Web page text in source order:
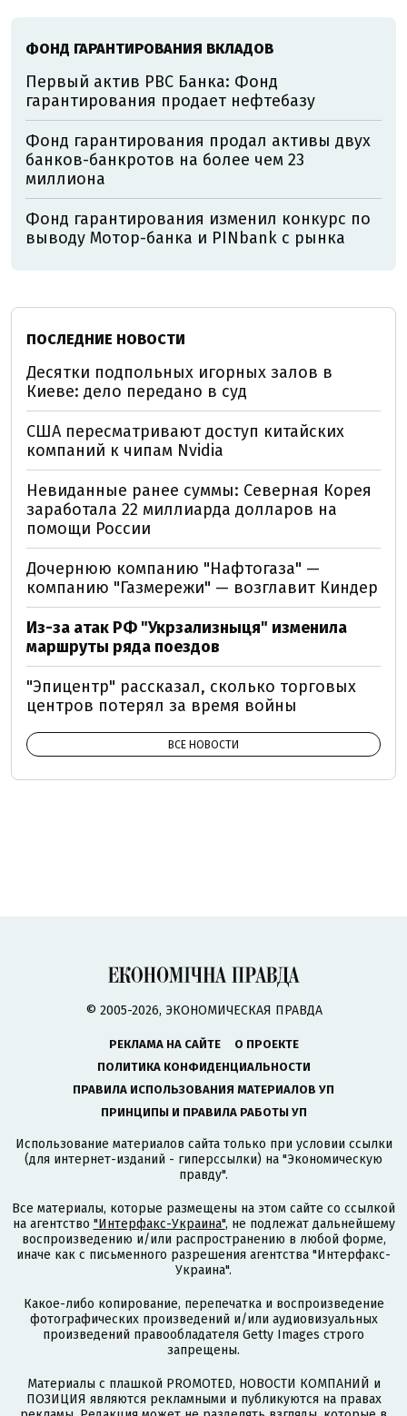
ФОНД ГАРАНТИРОВАНИЯ ВКЛАДОВ
Первый актив РВС Банка: Фонд
гарантирования продает нефтебазу
Фонд гарантирования продал активы двух
банков-банкротов на более чем 23
миллиона
Фонд гарантирования изменил конкурс по
выводу Мотор-банка и PINbank с рынка
ПОСЛЕДНИЕ НОВОСТИ
Десятки подпольных игорных залов в
Киеве: дело передано в суд
США пересматривают доступ китайских
компаний к чипам Nvidia
Невиданные ранее суммы: Северная Корея
заработала 22 миллиарда долларов на
помощи России
Дочернюю компанию "Нафтогаза" —
компанию "Газмережи" — возглавит Киндер
Из-за атак РФ "Укрзализныця" изменила
маршруты ряда поездов
"Эпицентр" рассказал, сколько торговых
центров потерял за время войны
ВСЕ НОВОСТИ
© 2005-2026, ЭКОНОМИЧЕСКАЯ ПРАВДА
РЕКЛАМА НА САЙТЕ
О ПРОЕКТЕ
ПОЛИТИКА КОНФИДЕНЦИАЛЬНОСТИ
ПРАВИЛА ИСПОЛЬЗОВАНИЯ МАТЕРИАЛОВ УП
ПРИНЦИПЫ И ПРАВИЛА РАБОТЫ УП
Использование материалов сайта только при условии ссылки
(для интернет-изданий - гиперссылки) на "Экономическую
правду".
Все материалы, которые размещены на этом сайте со ссылкой
на агентство "Интерфакс-Украина", не подлежат дальнейшему
воспроизведению и/или распространению в любой форме,
иначе как с письменного разрешения агентства "Интерфакс-
Украина".
Какое-либо копирование, перепечатка и воспроизведение
фотографических произведений и/или аудиовизуальных
произведений правообладателя Getty Images строго
запрещены.
Материалы с плашкой PROMOTED, НОВОСТИ КОМПАНИЙ и
ПОЗИЦИЯ являются рекламными и публикуются на правах